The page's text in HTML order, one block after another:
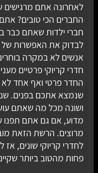
לאחרונה אתם מרגישים
החברים הכי טובים?
חברי ילדות שאתם כבר
לבדוק את האפשרות של
אנשים לא במקרה
חדרי קריוקי פרטיים
החדר פרטי ואף אחד
שנמצא אתכם בפנים.
ושונה מכל מה שאתם
מדוע, אם גם אתם תפנו
מרוצים. הרשת הזאת
לחדרי קריוקי שונים,
פחות מהטוב ביותר